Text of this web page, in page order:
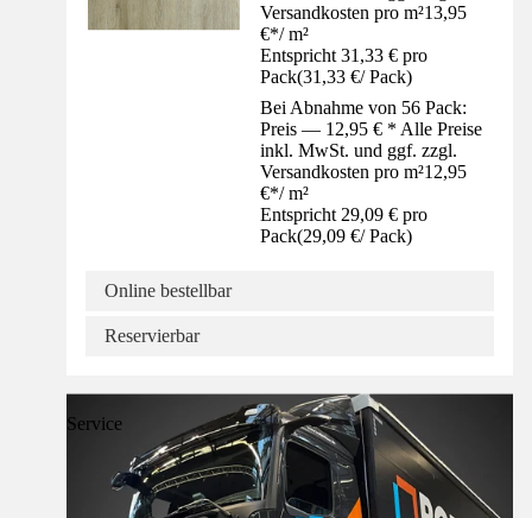
Versandkosten pro m²13,95
€*/ m²
Entspricht 31,33 € pro
Pack(31,33 €/ Pack)
Bei Abnahme von 56 Pack:
Preis — 12,95 € * Alle Preise
inkl. MwSt. und ggf. zzgl.
Versandkosten pro m²12,95
€*/ m²
Entspricht 29,09 € pro
Pack(29,09 €/ Pack)
Online bestellbar
Reservierbar
Service